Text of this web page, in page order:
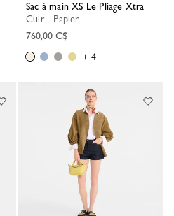
Sac à main XS Le Pliage Xtra
Cuir - Papier
760,00 C$
+ 4